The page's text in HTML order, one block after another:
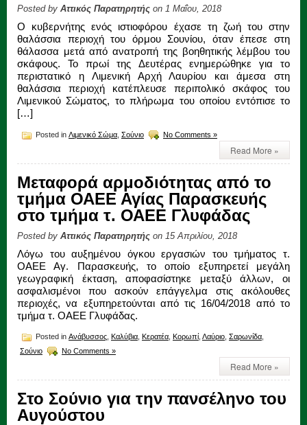
Posted by Αττικός Παρατηρητής on 1 Μαΐου, 2018
Ο κυβερνήτης ενός ιστιοφόρου έχασε τη ζωή του στην
θαλάσσια περιοχή του όρμου Σουνίου, όταν έπεσε στη
θάλασσα μετά από ανατροπή της βοηθητικής λέμβου του
σκάφους. Το πρωί της Δευτέρας ενημερώθηκε για το
περιστατικό η Λιμενική Αρχή Λαυρίου και άμεσα στη
θαλάσσια περιοχή κατέπλευσε περιπολικό σκάφος του
Λιμενικού Σώματος, το πλήρωμα του οποίου εντόπισε το
[…]
Posted in Λιμενικό Σώμα Σούνιο No Comments »
Read More »
Μεταφορά αρμοδιότητας από το
τμήμα ΟΑΕΕ Αγίας Παρασκευής
στο τμήμα τ. ΟΑΕΕ Γλυφάδας
Posted by Αττικός Παρατηρητής on 15 Απριλίου, 2018
Λόγω του αυξημένου όγκου εργασιών του τμήματος τ.
ΟΑΕΕ Αγ. Παρασκευής, το οποίο εξυπηρετεί μεγάλη
γεωγραφική έκταση, αποφασίστηκε μεταξύ άλλων, οι
ασφαλισμένοι που ασκούν επάγγελμα στις ακόλουθες
περιοχές, να εξυπηρετούνται από τις 16/04/2018 από το
τμήμα τ. ΟΑΕΕ Γλυφάδας.
Posted in Ανάβυσσος Καλύβια Κερατέα Κορωπί, Λαύριο Σαρωνίδα
Σούνιο
No Comments »
Read More »
Στο Σούνιο για την πανσέληνο του
Αυγούστου